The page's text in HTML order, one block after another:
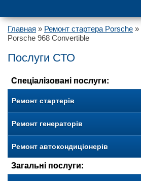
Главная » Ремонт стартера Porsche »
Porsche 968 Convertible
Послуги СТО
Спеціалізовані послуги:
Ремонт стартерів
Ремонт генераторів
Ремонт автокондиціонерів
Загальні послуги: